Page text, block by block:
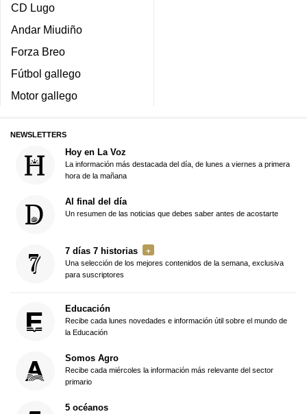
CD Lugo
Andar Miudiño
Forza Breo
Fútbol gallego
Motor gallego
NEWSLETTERS
Hoy en La Voz
La información más destacada del día, de lunes a viernes a primera
hora de la mañana
Al final del día
Un resumen de las noticias que debes saber antes de acostarte
7 días 7 historias
Una selección de los mejores contenidos de la semana, exclusiva
para suscriptores
Educación
Recibe cada lunes novedades e información útil sobre el mundo de
la Educación
Somos Agro
Recibe cada miércoles la información más relevante del sector
primario
5 océanos